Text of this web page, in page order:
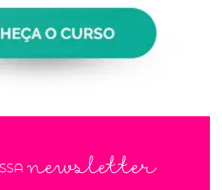
newsletter